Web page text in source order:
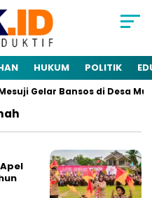
HUKUM POLITIK
Gelar Bansos di Desa